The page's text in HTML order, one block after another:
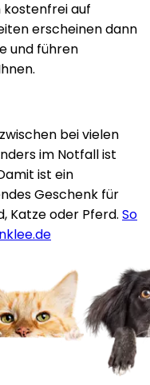
kostenfrei auf
erscheinen dann
und führen
bei vielen
im Notfall ist
ist ein
Geschenk für
Katze oder Pferd. So